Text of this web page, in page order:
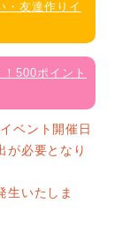
・友達作りイ
500ポイント
ベント開催日
が必要となり
生いたしま